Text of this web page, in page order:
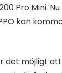
Pro Mini.
kan
det möjligt